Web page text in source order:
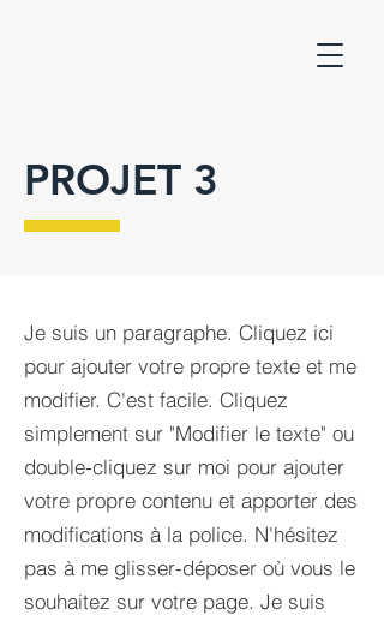
PROJET 3
Je suis un paragraphe. Cliquez ici
pour ajouter votre propre texte et me
modifier. C'est facile. Cliquez
simplement sur "Modifier le texte" ou
double-cliquez sur moi pour ajouter
votre propre contenu et apporter des
modifications à la police. N'hésitez
pas à me glisser-déposer où vous le
souhaitez sur votre page. Je suis